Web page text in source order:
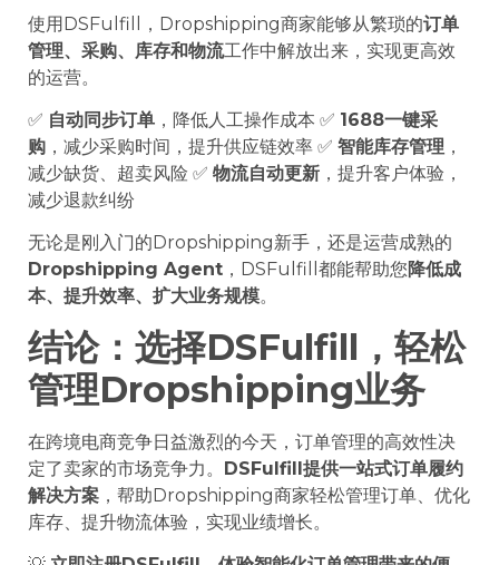
使用DSFulfill，Dropshipping商家能够从繁琐的订单
管理、采购、库存和物流工作中解放出来，实现更高效
的运营。
✅ 自动同步订单 ，降低人工操作成本 ✅ 1688一键采
购 ，减少采购时间，提升供应链效率 ✅ 智能库存管理 ，
减少缺货、超卖风险 ✅ 物流自动更新 ，提升客户体验，
减少退款纠纷
无论是刚入门的Dropshipping新手，还是运营成熟的
Dropshipping Agent ，DSFulfill都能帮助您降低成
本、提升效率、扩大业务规模。
结论：选择DSFulfill，轻松
管理Dropshipping业务
在跨境电商竞争日益激烈的今天，订单管理的高效性决
定了卖家的市场竞争力。 DSFulfill提供一站式订单履约
解决方案 ，帮助Dropshipping商家轻松管理订单、优化
库存、提升物流体验，实现业绩增长。